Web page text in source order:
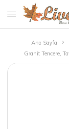
Ana Sayfa
Granit Tencere,